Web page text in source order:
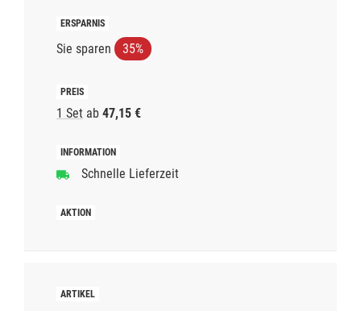
Sie sparen 35%
1 Set ab 47,15 €
Schnelle Lieferzeit